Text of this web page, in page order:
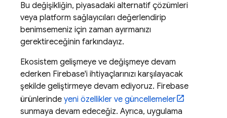
Bu değişikliğin, piyasadaki alternatif çözümleri
veya platform sağlayıcıları değerlendirip
benimsemeniz için zaman ayırmanızı
gerektireceğinin farkındayız.
Ekosistem gelişmeye ve değişmeye devam
ederken Firebase'i ihtiyaçlarınızı karşılayacak
şekilde geliştirmeye devam ediyoruz. Firebase
ürünlerinde yeni özellikler ve güncellemeler
sunmaya devam edeceğiz. Ayrıca, uygulama